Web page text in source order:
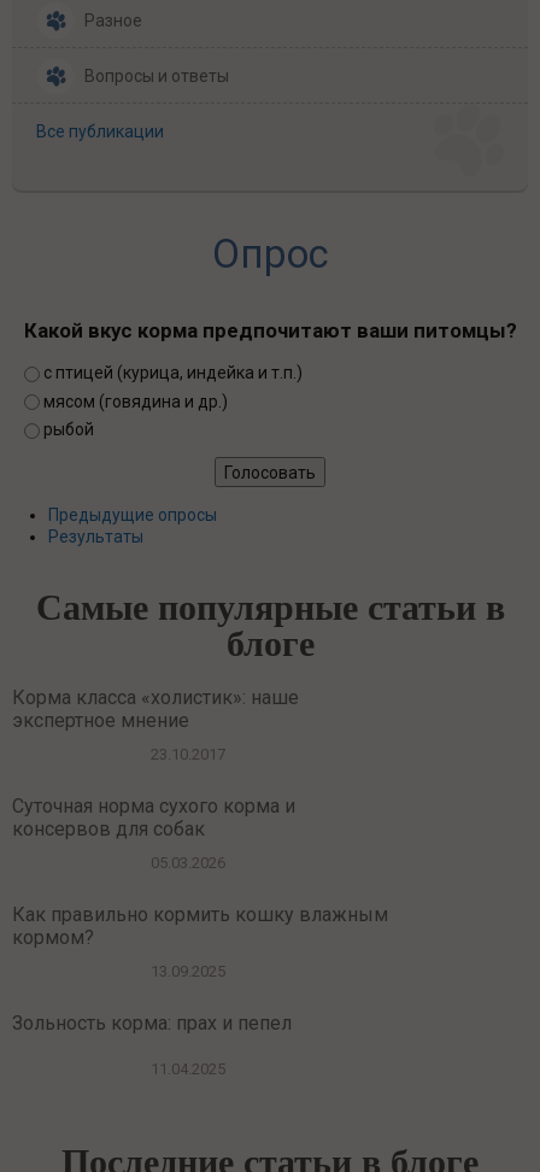
Разное
Вопросы и ответы
Все публикации
Опрос
Какой вкус корма предпочитают ваши питомцы?
Варианты
с птицей (курица, индейка и т.п.)
мясом (говядина и др.)
рыбой
Предыдущие опросы
Результаты
Самые популярные статьи в
блоге
Корма класса «холистик»: наше
экспертное мнение
23.10.2017
Суточная норма сухого корма и
консервов для собак
05.03.2026
Как правильно кормить кошку влажным
кормом?
13.09.2025
Зольность корма: прах и пепел
11.04.2025
Последние статьи в блоге